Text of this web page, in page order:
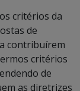
critérios da
de
contribuírem
critérios
de
as diretrizes